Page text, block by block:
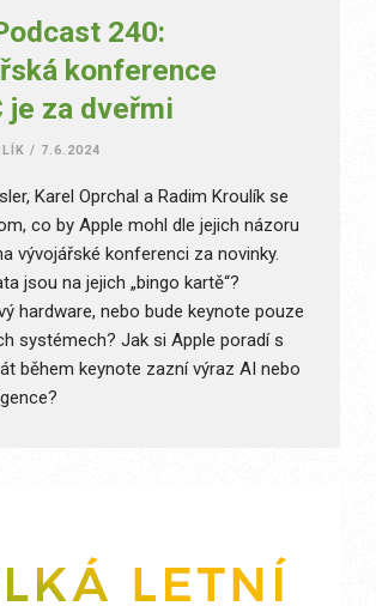
240:
konference
je za dveřmi
/ 7.6.2024
Karel Oprchal a Radim Kroulík se
co by Apple mohl dle jejich názoru
vývojářské konferenci za novinky.
jsou na jejich „bingo kartě“?
hardware, nebo bude keynote pouze
systémech? Jak si Apple poradí s
během keynote zazní výraz AI nebo